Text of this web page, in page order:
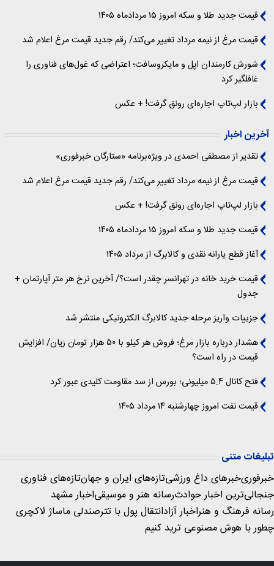
قیمت جدید طلا و سکه امروز ۱۵ مردادماه ۱۴۰۵
قیمت مرغ از نیمه مرداد تغییر می‌کند/ رقم جدید قیمت مرغ اعلام شد
شورش کارمندان اپل و مایکروسافت؛ اعتراضی که غول‌های فناوری را
غافلگیر کرد
بازار لپ‌تاپ اجاره‌ای رونق گرفت! + عکس
آخرین اخبار
تقدیر از مصطفی احمدی در ویژه‌برنامه «ستارگان خبرفوری»
قیمت مرغ از نیمه مرداد تغییر می‌کند/ رقم جدید قیمت مرغ اعلام شد
بازار لپ‌تاپ اجاره‌ای رونق گرفت! + عکس
قیمت جدید طلا و سکه امروز ۱۵ مردادماه ۱۴۰۵
آغاز قطع یارانه نقدی و کالابرگ از مرداد ۱۴۰۵
قیمت خرید خانه در تهرانسر چقدر است؟/ آخرین نرخ هر متر آپارتمان +
جدول
جزییات واریز مرحله جدید کالابرگ الکترونیکی منتشر شد
هشدار درباره بازار مرغ؛ فروش هر کیلو با ۵۰ هزار تومان زیان/ افزایش
قیمت در راه است؟
فتح کانال ۵.۴ میلیونی؛ بورس از سد مقاومت کلیدی عبور کرد
قیمت نفت امروز چهارشنبه ۱۴ مرداد ۱۴۰۵
تبلیغات متنی
خبرفوریخبرهای داغ ورزشیتازه‌های ایران و جهانتازه‌های فناوری
جنجالی‌ترین اخبار حوادثرسانه هنر و موسیقیاخبار مشهد
رسانه فرهنگ و هنراخبار آزادانتقال پول با تترصندلی ماساژ لاکچری
چطور با هوش مصنوعی ترید کنیم